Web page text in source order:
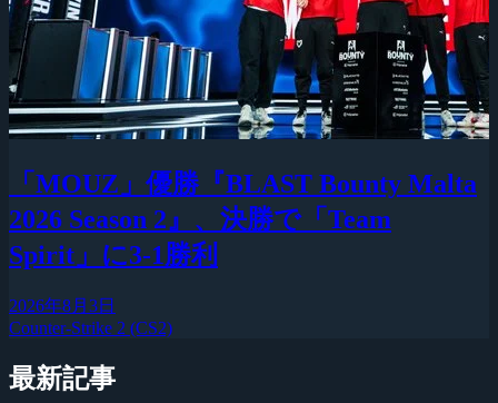
「MOUZ」優勝『BLAST Bounty Malta
2026 Season 2』、決勝で「Team
Spirit」に3-1勝利
2026年8月3日
Counter-Strike 2 (CS2)
最新記事